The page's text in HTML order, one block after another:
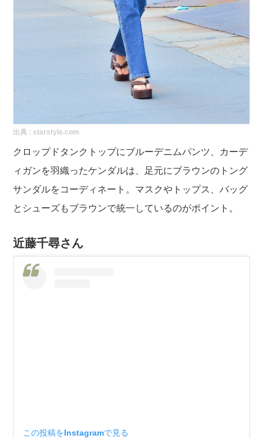
出典 : starstyle.com
クロップドタンクトップにブルーデニムパンツ、カーデ
ィガンを羽織ったケンダルは、足元にブラウンのトング
サンダルをコーディネート。マスクやトップス、バッグ
とシューズもブラウンで統一しているのがポイント。
近藤千尋さん
この投稿をInstagramで見る